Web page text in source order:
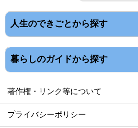
人生のできごとから探す
暮らしのガイドから探す
著作権・リンク等について
プライバシーポリシー